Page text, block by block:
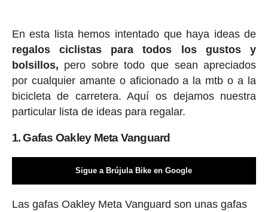
En esta lista hemos intentado que haya ideas de
regalos ciclistas para todos los gustos y
bolsillos, pero sobre todo que sean apreciados
por cualquier amante o aficionado a la mtb o a la
bicicleta de carretera. Aquí os dejamos nuestra
particular lista de ideas para regalar.
1. Gafas Oakley Meta Vanguard
Sigue a Brújula Bike en Google
Las gafas Oakley Meta Vanguard son unas gafas